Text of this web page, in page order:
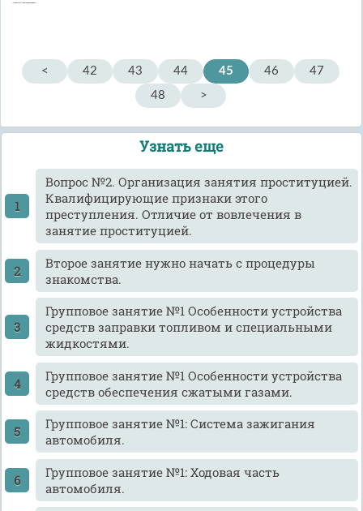
< 42 43 44 45 46
47
48
>
Узнать еще
Вопрос №2. Организация занятия проституцией.
Квалифицирующие признаки этого
преступления. Отличие от вовлечения в
занятие проституцией.
Второе занятие нужно начать с процедуры
знакомства.
Групповое занятие №1 Особенности устройства
средств заправки топливом и специальными
жидкостями.
Групповое занятие №1 Особенности устройства
средств обеспечения сжатыми газами.
Групповое занятие №1: Система зажигания
автомобиля.
Групповое занятие №1: Ходовая часть
автомобиля.